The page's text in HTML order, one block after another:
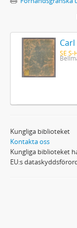
SE S-
Kungliga biblioteket
Kontakta oss
Kungliga biblioteket
EU:s